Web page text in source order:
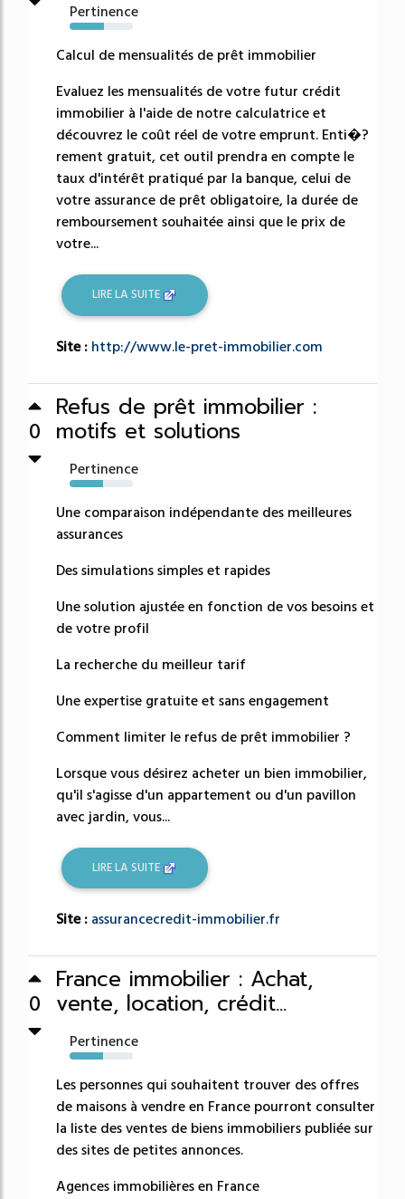
Pertinence
54%
Calcul de mensualités de prêt immobilier
Evaluez les mensualités de votre futur crédit
immobilier à l'aide de notre calculatrice et
découvrez le coût réel de votre emprunt. Enti�?
rement gratuit, cet outil prendra en compte le
taux d'intérêt pratiqué par la banque, celui de
votre assurance de prêt obligatoire, la durée de
remboursement souhaitée ainsi que le prix de
votre...
LIRE LA SUITE
Site : http://www.le-pret-immobilier.com
0
Refus de prêt immobilier :
motifs et solutions
Pertinence
53%
Une comparaison indépendante des meilleures
assurances
Des simulations simples et rapides
Une solution ajustée en fonction de vos besoins et
de votre profil
La recherche du meilleur tarif
Une expertise gratuite et sans engagement
Comment limiter le refus de prêt immobilier ?
Lorsque vous désirez acheter un bien immobilier,
qu'il s'agisse d'un appartement ou d'un pavillon
avec jardin, vous...
LIRE LA SUITE
Site : assurancecredit-immobilier.fr
0
France immobilier : Achat,
vente, location, crédit...
Pertinence
53%
Les personnes qui souhaitent trouver des offres
de maisons à vendre en France pourront consulter
la liste des ventes de biens immobiliers publiée sur
des sites de petites annonces.
Agences immobilières en France